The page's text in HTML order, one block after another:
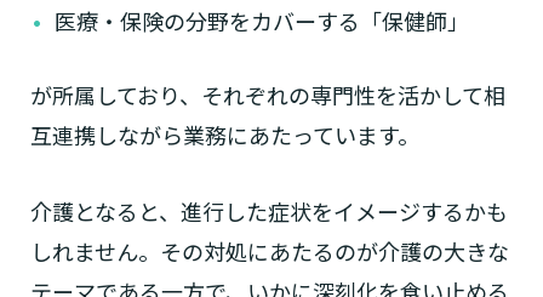
医療・保険の分野をカバーする「保健師」
が所属しており、それぞれの専門性を活かして相
互連携しながら業務にあたっています。
介護となると、進行した症状をイメージするかも
しれません。その対処にあたるのが介護の大きな